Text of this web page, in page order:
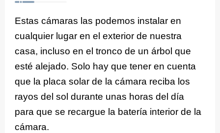
Estas cámaras las podemos instalar en
cualquier lugar en el exterior de nuestra
casa, incluso en el tronco de un árbol que
esté alejado. Solo hay que tener en cuenta
que la placa solar de la cámara reciba los
rayos del sol durante unas horas del día
para que se recargue la batería interior de la
cámara.